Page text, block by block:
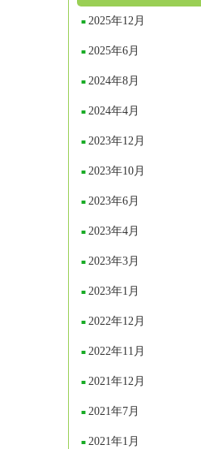
2025年12月
2025年6月
2024年8月
2024年4月
2023年12月
2023年10月
2023年6月
2023年4月
2023年3月
2023年1月
2022年12月
2022年11月
2021年12月
2021年7月
2021年1月